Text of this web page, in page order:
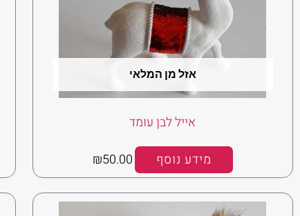
אזל מן המלאי
אייל לבן עומד
מידע נוסף
₪50.00